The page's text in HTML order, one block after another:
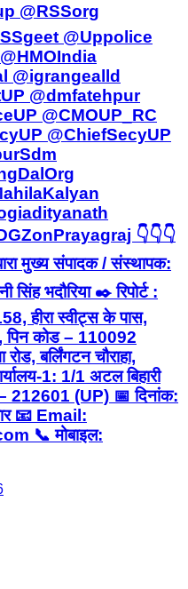
@RSSorg
@Uppolice
@igrangealld
@dmfatehpur
@CMOUP_RC
@ChiefSecyUP
👇👇👇
मुख्य संपादक / संस्थापक:
सिंह भदौरिया ✒️ रिपोर्ट :
हीरा स्वीट्स के पास,
पिन कोड – 110092
बर्लिंगटन चौराहा,
1: 1/1 अटल बिहारी
– 212601 (UP) 📅 दिनांक:
📧 Email:
📞 मोबाइल: